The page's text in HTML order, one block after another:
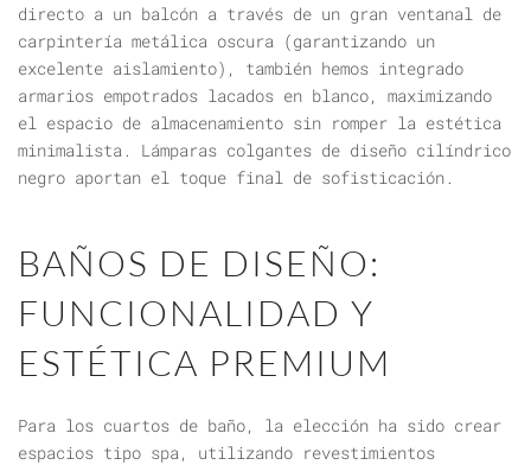
directo a un balcón a través de un gran ventanal de
carpintería metálica oscura (garantizando un
excelente aislamiento), también hemos integrado
armarios empotrados lacados en blanco, maximizando
el espacio de almacenamiento sin romper la estética
minimalista. Lámparas colgantes de diseño cilíndrico
negro aportan el toque final de sofisticación.
BAÑOS DE DISEÑO:
FUNCIONALIDAD Y
ESTÉTICA PREMIUM
Para los cuartos de baño, la elección ha sido crear
espacios tipo spa, utilizando revestimientos